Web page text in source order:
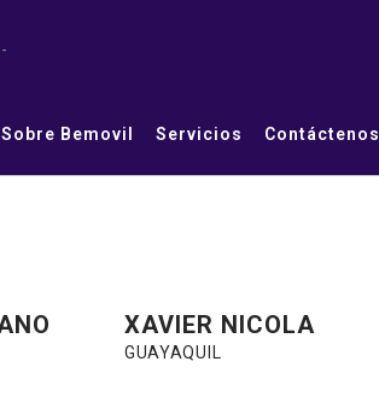
Sobre Bemovil Servicios Contáctenos
XAVIER NICOLA
GUAYAQUIL